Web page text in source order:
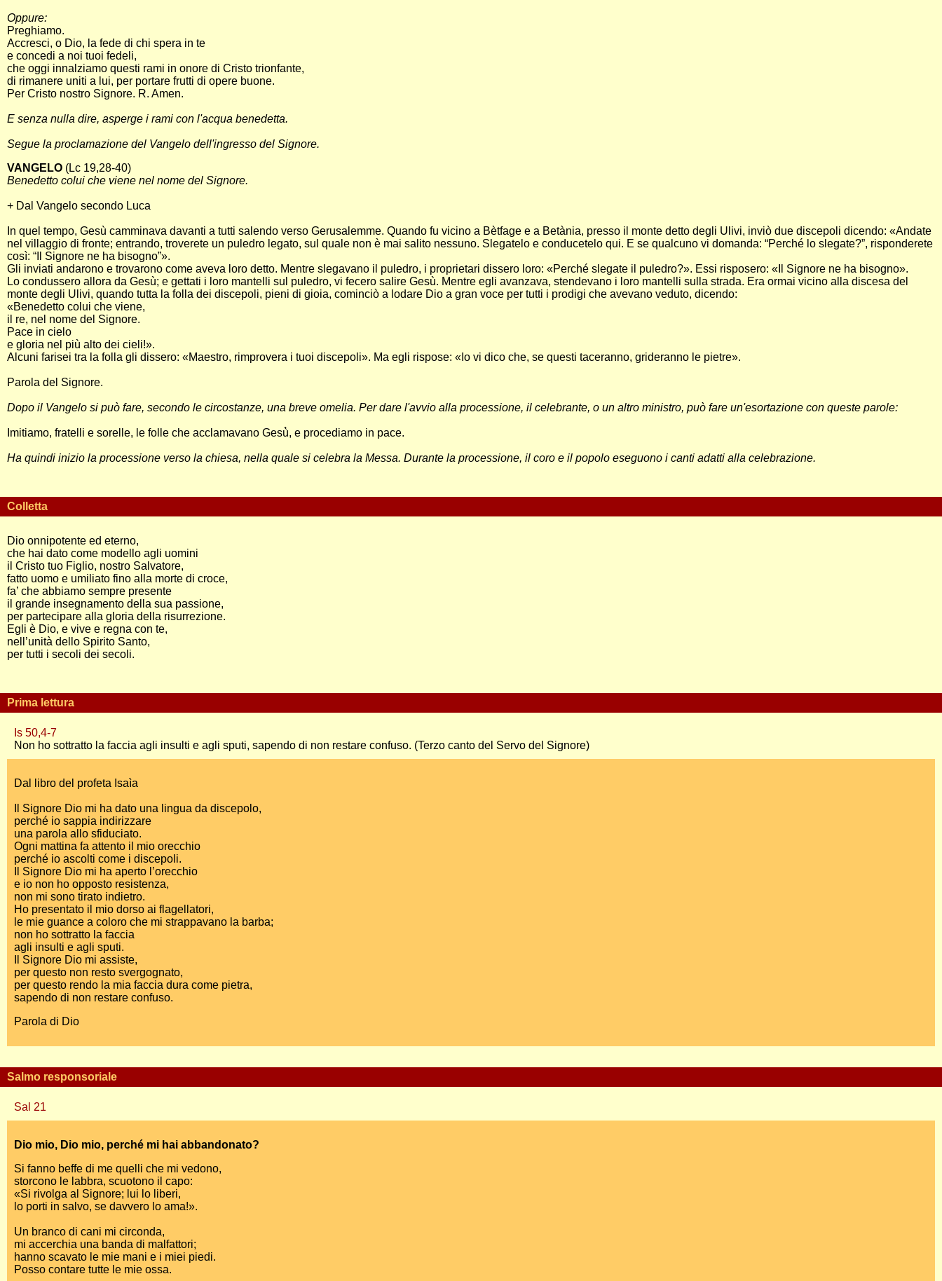
Oppure:
Preghiamo.
Accresci, o Dio, la fede di chi spera in te
e concedi a noi tuoi fedeli,
che oggi innalziamo questi rami in onore di Cristo trionfante,
di rimanere uniti a lui, per portare frutti di opere buone.
Per Cristo nostro Signore. R. Amen.
E senza nulla dire, asperge i rami con l'acqua benedetta.
Segue la proclamazione del Vangelo dell'ingresso del Signore.
VANGELO (Lc 19,28-40)
Benedetto colui che viene nel nome del Signore.
+ Dal Vangelo secondo Luca
In quel tempo, Gesù camminava davanti a tutti salendo verso Gerusalemme. Quando fu vicino a Bètfage e a Betània, presso il monte detto degli Ulivi, inviò due discepoli dicendo: «Andate
nel villaggio di fronte; entrando, troverete un puledro legato, sul quale non è mai salito nessuno. Slegatelo e conducetelo qui. E se qualcuno vi domanda: “Perché lo slegate?”, risponderete
così: “Il Signore ne ha bisogno”».
Gli inviati andarono e trovarono come aveva loro detto. Mentre slegavano il puledro, i proprietari dissero loro: «Perché slegate il puledro?». Essi risposero: «Il Signore ne ha bisogno».
Lo condussero allora da Gesù; e gettati i loro mantelli sul puledro, vi fecero salire Gesù. Mentre egli avanzava, stendevano i loro mantelli sulla strada. Era ormai vicino alla discesa del
monte degli Ulivi, quando tutta la folla dei discepoli, pieni di gioia, cominciò a lodare Dio a gran voce per tutti i prodigi che avevano veduto, dicendo:
«Benedetto colui che viene,
il re, nel nome del Signore.
Pace in cielo
e gloria nel più alto dei cieli!».
Alcuni farisei tra la folla gli dissero: «Maestro, rimprovera i tuoi discepoli». Ma egli rispose: «Io vi dico che, se questi taceranno, grideranno le pietre».
Parola del Signore.
Dopo il Vangelo si può fare, secondo le circostanze, una breve omelia. Per dare l'avvio alla processione, il celebrante, o un altro ministro, può fare un'esortazione con queste parole:
Imitiamo, fratelli e sorelle, le folle che acclamavano Gesù̀, e procediamo in pace.
Ha quindi inizio la processione verso la chiesa, nella quale si celebra la Messa. Durante la processione, il coro e il popolo eseguono i canti adatti alla celebrazione.
Colletta
Dio onnipotente ed eterno,
che hai dato come modello agli uomini
il Cristo tuo Figlio, nostro Salvatore,
fatto uomo e umiliato fino alla morte di croce,
fa’ che abbiamo sempre presente
il grande insegnamento della sua passione,
per partecipare alla gloria della risurrezione.
Egli è Dio, e vive e regna con te,
nell’unità dello Spirito Santo,
per tutti i secoli dei secoli.
Prima lettura
Is 50,4-7
Non ho sottratto la faccia agli insulti e agli sputi, sapendo di non restare confuso. (Terzo canto del Servo del Signore)
Dal libro del profeta Isaìa
Il Signore Dio mi ha dato una lingua da discepolo,
perché io sappia indirizzare
una parola allo sfiduciato.
Ogni mattina fa attento il mio orecchio
perché io ascolti come i discepoli.
Il Signore Dio mi ha aperto l’orecchio
e io non ho opposto resistenza,
non mi sono tirato indietro.
Ho presentato il mio dorso ai flagellatori,
le mie guance a coloro che mi strappavano la barba;
non ho sottratto la faccia
agli insulti e agli sputi.
Il Signore Dio mi assiste,
per questo non resto svergognato,
per questo rendo la mia faccia dura come pietra,
sapendo di non restare confuso.
Parola di Dio
Salmo responsoriale
Sal 21
Dio mio, Dio mio, perché mi hai abbandonato?
Si fanno beffe di me quelli che mi vedono,
storcono le labbra, scuotono il capo:
«Si rivolga al Signore; lui lo liberi,
lo porti in salvo, se davvero lo ama!».
Un branco di cani mi circonda,
mi accerchia una banda di malfattori;
hanno scavato le mie mani e i miei piedi.
Posso contare tutte le mie ossa.